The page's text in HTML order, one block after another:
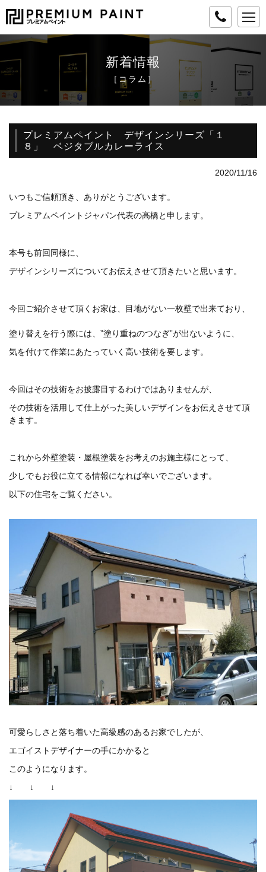
新着情報
［コラム］
プレミアムペイント デザインシリーズ「１
８」 ベジタブルカレーライス
2020/11/16
いつもご信頼頂き、ありがとうございます。
プレミアムペイントジャパン代表の高橋と申します。
本号も前回同様に、
デザインシリーズについてお伝えさせて頂きたいと思います。
今回ご紹介させて頂くお家は、目地がない一枚壁で出来ており、
塗り替えを行う際には、”塗り重ねのつなぎ”が出ないように、
気を付けて作業にあたっていく高い技術を要します。
今回はその技術をお披露目するわけではありませんが、
その技術を活用して仕上がった美しいデザインをお伝えさせて頂
きます。
これから外壁塗装・屋根塗装をお考えのお施主様にとって、
少しでもお役に立てる情報になれば幸いでございます。
以下の住宅をご覧ください。
可愛らしさと落ち着いた高級感のあるお家でしたが、
エゴイストデザイナーの手にかかると
このようになります。
↓ ↓ ↓